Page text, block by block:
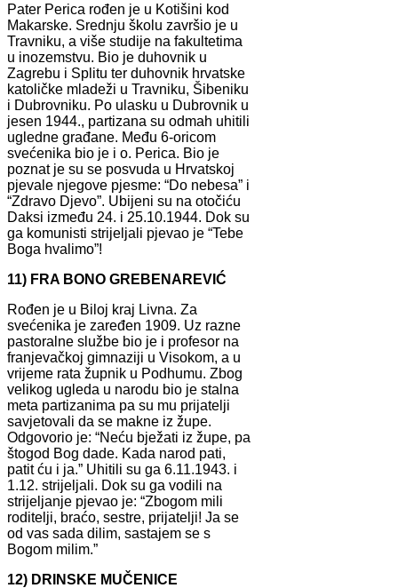
Pater Perica rođen je u Kotišini kod
Makarske. Srednju školu završio je u
Travniku, a više studije na fakultetima
u inozemstvu. Bio je duhovnik u
Zagrebu i Splitu ter duhovnik hrvatske
katoličke mladeži u Travniku, Šibeniku
i Dubrovniku. Po ulasku u Dubrovnik u
jesen 1944., partizana su odmah uhitili
ugledne građane. Među 6-oricom
svećenika bio je i o. Perica. Bio je
poznat je su se posvuda u Hrvatskoj
pjevale njegove pjesme: “Do nebesa” i
“Zdravo Djevo”. Ubijeni su na otočiću
Daksi između 24. i 25.10.1944. Dok su
ga komunisti strijeljali pjevao je “Tebe
Boga hvalimo”!
11) FRA BONO GREBENAREVIĆ
Rođen je u Biloj kraj Livna. Za
svećenika je zaređen 1909. Uz razne
pastoralne službe bio je i profesor na
franjevačkoj gimnaziji u Visokom, a u
vrijeme rata župnik u Podhumu. Zbog
velikog ugleda u narodu bio je stalna
meta partizanima pa su mu prijatelji
savjetovali da se makne iz župe.
Odgovorio je: “Neću bježati iz župe, pa
štogod Bog dade. Kada narod pati,
patit ću i ja.” Uhitili su ga 6.11.1943. i
1.12. strijeljali. Dok su ga vodili na
strijeljanje pjevao je: “Zbogom mili
roditelji, braćo, sestre, prijatelji! Ja se
od vas sada dilim, sastajem se s
Bogom milim.”
12) DRINSKE MUČENICE